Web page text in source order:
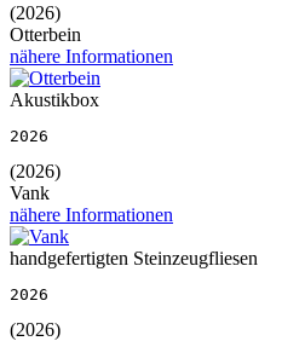
(2026)
Otterbein
nähere Informationen
Akustikbox
2026
(2026)
Vank
nähere Informationen
handgefertigten Steinzeugfliesen
2026
(2026)